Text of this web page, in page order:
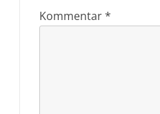
Kommentar*